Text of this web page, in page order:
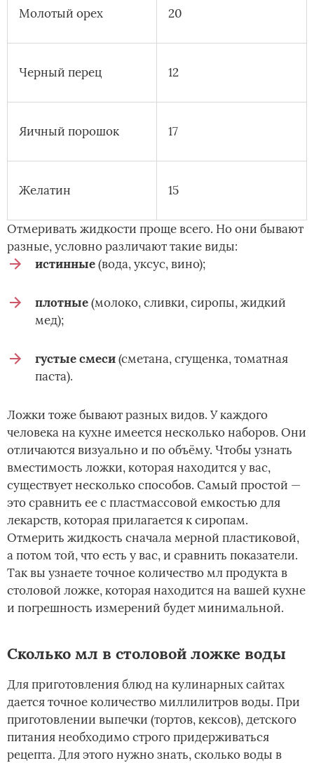
Молотый орех 20
Черный перец 12
Яичный порошок 17
Желатин 15
Отмеривать жидкости проще всего. Но они бывают
разные, условно различают такие виды:
истинные(вода, уксус, вино);
плотные(молоко, сливки, сиропы, жидкий
мед);
густые смеси(сметана, сгущенка, томатная
паста).
Ложки тоже бывают разных видов. У каждого
человека на кухне имеется несколько наборов. Они
отличаются визуально и по объёму. Чтобы узнать
вместимость ложки, которая находится у вас,
существует несколько способов. Самый простой —
это сравнить ее с пластмассовой емкостью для
лекарств, которая прилагается к сиропам.
Отмерить жидкость сначала мерной пластиковой,
а потом той, что есть у вас, и сравнить показатели.
Так вы узнаете точное количество мл продукта в
столовой ложке, которая находится на вашей кухне
и погрешность измерений будет минимальной.
Сколько мл в столовой ложке воды
Для приготовления блюд на кулинарных сайтах
дается точное количество миллилитров воды. При
приготовлении выпечки (тортов, кексов), детского
питания необходимо строго придерживаться
рецепта. Для этого нужно знать, сколько воды в